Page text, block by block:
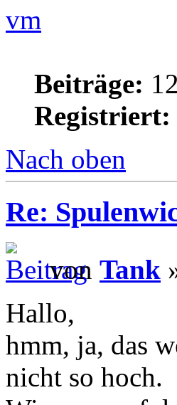
vm
Beiträge:
Registriert:
Nach oben
Re:
von Tank
Hallo,
hmm, ja, das
nicht so hoch.